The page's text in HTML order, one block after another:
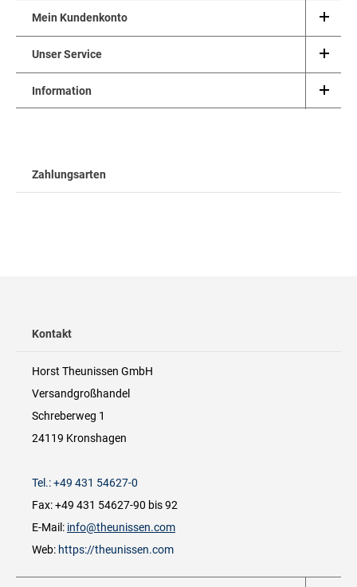
Mein Kundenkonto
Unser Service
Information
Zahlungsarten
Kontakt
Horst Theunissen GmbH
Versandgroßhandel
Schreberweg 1
24119 Kronshagen
Tel.: +49 431 54627-0
Fax: +49 431 54627-90 bis 92
E-Mail: info@theunissen.com
Web: https://theunissen.com